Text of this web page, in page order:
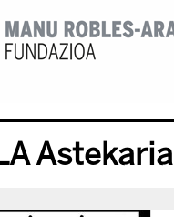
Astekaria